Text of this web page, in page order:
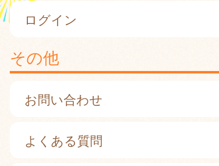
ログイン
その他
お問い合わせ
よくある質問